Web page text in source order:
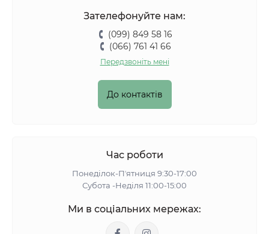
Зателефонуйте нам:
(099) 849 58 16
(066) 761 41 66
Передзвоніть мені
До контактів
Час роботи
Понеділок-Пʼятниця 9:30-17:00
Субота -Неділя 11:00-15:00
Ми в соціальних мережах: